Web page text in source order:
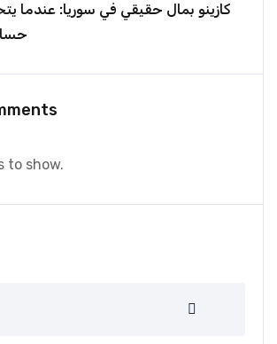
كازينو بمال حقيقي في سوريا: عندما
to show.